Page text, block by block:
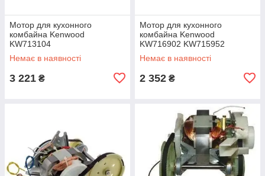
Мотор для кухонного
комбайна Kenwood
KW713104
Немає в наявності
3 221 ₴
Мотор для кухонного
комбайна Kenwood
KW716902 KW715952
Немає в наявності
2 352 ₴